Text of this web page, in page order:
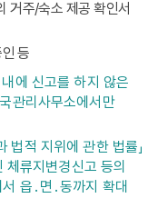
거주/숙소 제공 확인서
등
에 신고를 하지 않은
관리사무소에서만
법적 지위에 관한 법률」
류지변경신고 등의
읍․면․동까지 확대